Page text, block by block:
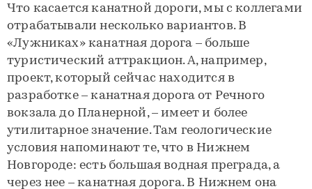
Что касается канатной дороги, мы с коллегами
отрабатывали несколько вариантов. В
«Лужниках» канатная дорога – больше
туристический аттракцион. А, например,
проект, который сейчас находится в
разработке – канатная дорога от Речного
вокзала до Планерной, – имеет и более
утилитарное значение. Там геологические
условия напоминают те, что в Нижнем
Новгороде: есть большая водная преграда, а
через нее – канатная дорога. В Нижнем она